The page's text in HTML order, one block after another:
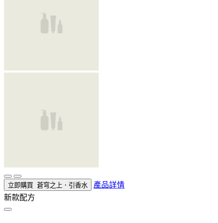
立即購買 蒼穹之上．引香水
產品詳情
新款配方